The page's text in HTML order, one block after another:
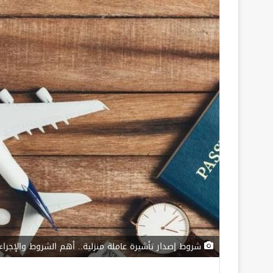
شروط إصدار تأشيرة عاملة منزلية.. أهم الشروط